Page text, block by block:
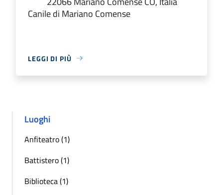
Canile di Mariano Comense
LEGGI DI PIÙ
Luoghi
Anfiteatro (1)
Battistero (1)
Biblioteca (1)